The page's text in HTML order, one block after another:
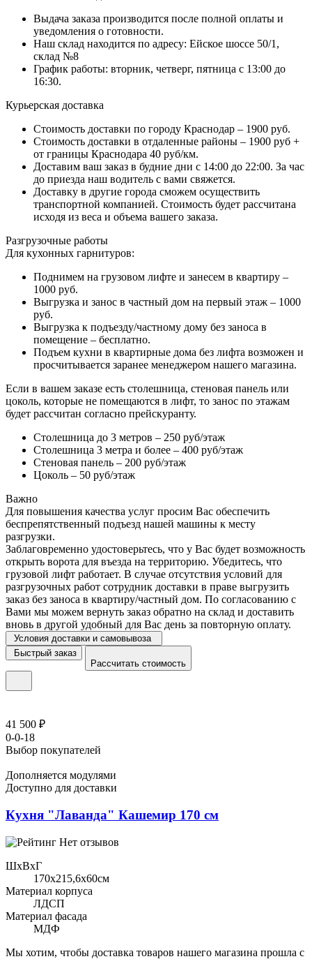
Выдача заказа производится после полной оплаты и
уведомления о готовности.
Наш склад находится по адресу: Ейское шоссе 50/1,
склад №8
График работы: вторник, четверг, пятница с 13:00 до
16:30.
Курьерская доставка
Стоимость доставки по городу Краснодар – 1900 руб.
Стоимость доставки в отдаленные районы – 1900 руб +
от границы Краснодара 40 руб/км.
Доставим ваш заказ в будние дни с 14:00 до 22:00. За час
до приезда наш водитель с вами свяжется.
Доставку в другие города сможем осуществить
транспортной компанией. Стоимость будет рассчитана
исходя из веса и объема вашего заказа.
Разгрузочные работы
Для кухонных гарнитуров:
Поднимем на грузовом лифте и занесем в квартиру –
1000 руб.
Выгрузка и занос в частный дом на первый этаж – 1000
руб.
Выгрузка к подъезду/частному дому без заноса в
помещение – бесплатно.
Подъем кухни в квартирные дома без лифта возможен и
просчитывается заранее менеджером нашего магазина.
Если в вашем заказе есть столешница, стеновая панель или
цоколь, которые не помещаются в лифт, то занос по этажам
будет рассчитан согласно прейскуранту.
Столешница до 3 метров – 250 руб/этаж
Столешница 3 метра и более – 400 руб/этаж
Стеновая панель – 200 руб/этаж
Цоколь – 50 руб/этаж
Важно
Для повышения качества услуг просим Вас обеспечить
беспрепятственный подъезд нашей машины к месту
разгрузки.
Заблаговременно удостоверьтесь, что у Вас будет возможность
открыть ворота для въезда на территорию. Убедитесь, что
грузовой лифт работает. В случае отсутствия условий для
разгрузочных работ сотрудник доставки в праве выгрузить
заказ без заноса в квартиру/частный дом. По согласованию с
Вами мы можем вернуть заказ обратно на склад и доставить
вновь в другой удобный для Вас день за повторную оплату.
Условия доставки и самовывоза
Быстрый заказ
Рассчитать стоимость
41 500 ₽
0-0-18
Выбор покупателей
Дополняется модулями
Доступно для доставки
Кухня "Лаванда" Кашемир 170 см
Нет отзывов
ШхВхГ
170x215,6х60см
Материал корпуса
ЛДСП
Материал фасада
МДФ
Мы хотим, чтобы доставка товаров нашего магазина прошла с